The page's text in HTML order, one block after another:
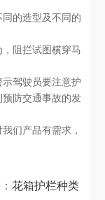
的造型及不同的
阻拦试图横穿马
驾驶员要注意护
防交通事故的发
们产品有需求，
花箱护栏种类